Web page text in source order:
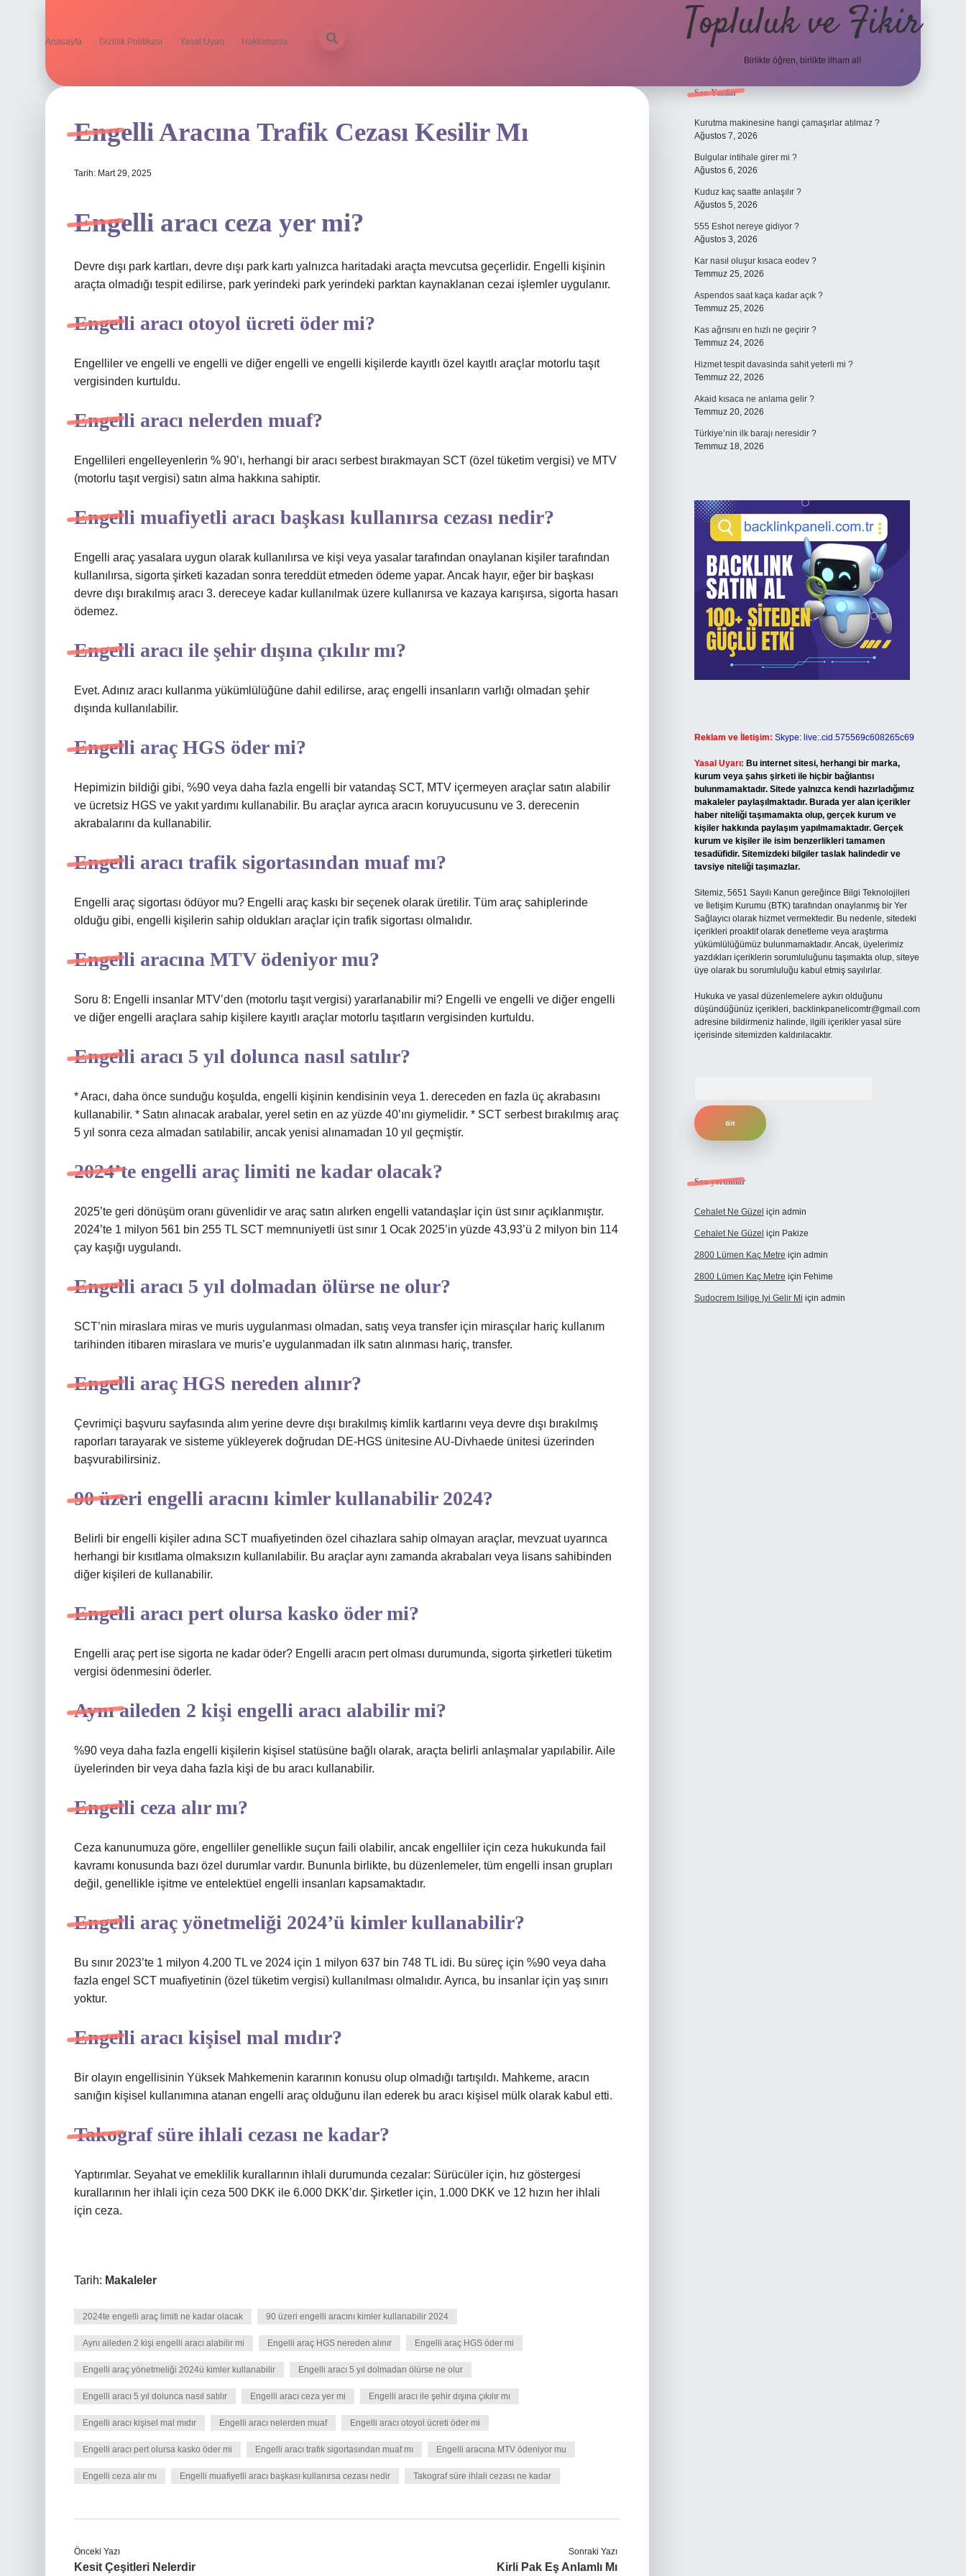
Anasayfa Gizlilik Politikası Yasal Uyarı Hakkımızda Topluluk ve Fikir
Birlikte öğren, birlikte ilham al!
Engelli Aracına Trafik Cezası Kesilir Mı
Tarih: Mart 29, 2025
Engelli aracı ceza yer mi?
Devre dışı park kartları, devre dışı park kartı yalnızca haritadaki araçta mevcutsa geçerlidir. Engelli kişinin
araçta olmadığı tespit edilirse, park yerindeki park yerindeki parktan kaynaklanan cezai işlemler uygulanır.
Engelli aracı otoyol ücreti öder mi?
Engelliler ve engelli ve engelli ve diğer engelli ve engelli kişilerde kayıtlı özel kayıtlı araçlar motorlu taşıt
vergisinden kurtuldu.
Engelli aracı nelerden muaf?
Engellileri engelleyenlerin % 90’ı, herhangi bir aracı serbest bırakmayan SCT (özel tüketim vergisi) ve MTV
(motorlu taşıt vergisi) satın alma hakkına sahiptir.
Engelli muafiyetli aracı başkası kullanırsa cezası nedir?
Engelli araç yasalara uygun olarak kullanılırsa ve kişi veya yasalar tarafından onaylanan kişiler tarafından
kullanılırsa, sigorta şirketi kazadan sonra tereddüt etmeden ödeme yapar. Ancak hayır, eğer bir başkası
devre dışı bırakılmış aracı 3. dereceye kadar kullanılmak üzere kullanırsa ve kazaya karışırsa, sigorta hasarı
ödemez.
Engelli aracı ile şehir dışına çıkılır mı?
Evet. Adınız aracı kullanma yükümlülüğüne dahil edilirse, araç engelli insanların varlığı olmadan şehir
dışında kullanılabilir.
Engelli araç HGS öder mi?
Hepimizin bildiği gibi, %90 veya daha fazla engelli bir vatandaş SCT, MTV içermeyen araçlar satın alabilir
ve ücretsiz HGS ve yakıt yardımı kullanabilir. Bu araçlar ayrıca aracın koruyucusunu ve 3. derecenin
akrabalarını da kullanabilir.
Engelli aracı trafik sigortasından muaf mı?
Engelli araç sigortası ödüyor mu? Engelli araç kaskı bir seçenek olarak üretilir. Tüm araç sahiplerinde
olduğu gibi, engelli kişilerin sahip oldukları araçlar için trafik sigortası olmalıdır.
Engelli aracına MTV ödeniyor mu?
Soru 8: Engelli insanlar MTV’den (motorlu taşıt vergisi) yararlanabilir mi? Engelli ve engelli ve diğer engelli
ve diğer engelli araçlara sahip kişilere kayıtlı araçlar motorlu taşıtların vergisinden kurtuldu.
Engelli aracı 5 yıl dolunca nasıl satılır?
* Aracı, daha önce sunduğu koşulda, engelli kişinin kendisinin veya 1. dereceden en fazla üç akrabasını
kullanabilir. * Satın alınacak arabalar, yerel setin en az yüzde 40’ını giymelidir. * SCT serbest bırakılmış araç
5 yıl sonra ceza almadan satılabilir, ancak yenisi alınamadan 10 yıl geçmiştir.
2024’te engelli araç limiti ne kadar olacak?
2025’te geri dönüşüm oranı güvenlidir ve araç satın alırken engelli vatandaşlar için üst sınır açıklanmıştır.
2024’te 1 milyon 561 bin 255 TL SCT memnuniyetli üst sınır 1 Ocak 2025’in yüzde 43,93’ü 2 milyon bin 114
çay kaşığı uygulandı.
Engelli aracı 5 yıl dolmadan ölürse ne olur?
SCT’nin miraslara miras ve muris uygulanması olmadan, satış veya transfer için mirasçılar hariç kullanım
tarihinden itibaren miraslara ve muris’e uygulanmadan ilk satın alınması hariç, transfer.
Engelli araç HGS nereden alınır?
Çevrimiçi başvuru sayfasında alım yerine devre dışı bırakılmış kimlik kartlarını veya devre dışı bırakılmış
raporları tarayarak ve sisteme yükleyerek doğrudan DE-HGS ünitesine AU-Divhaede ünitesi üzerinden
başvurabilirsiniz.
90 üzeri engelli aracını kimler kullanabilir 2024?
Belirli bir engelli kişiler adına SCT muafiyetinden özel cihazlara sahip olmayan araçlar, mevzuat uyarınca
herhangi bir kısıtlama olmaksızın kullanılabilir. Bu araçlar aynı zamanda akrabaları veya lisans sahibinden
diğer kişileri de kullanabilir.
Engelli aracı pert olursa kasko öder mi?
Engelli araç pert ise sigorta ne kadar öder? Engelli aracın pert olması durumunda, sigorta şirketleri tüketim
vergisi ödenmesini öderler.
Aynı aileden 2 kişi engelli aracı alabilir mi?
%90 veya daha fazla engelli kişilerin kişisel statüsüne bağlı olarak, araçta belirli anlaşmalar yapılabilir. Aile
üyelerinden bir veya daha fazla kişi de bu aracı kullanabilir.
Engelli ceza alır mı?
Ceza kanunumuza göre, engelliler genellikle suçun faili olabilir, ancak engelliler için ceza hukukunda fail
kavramı konusunda bazı özel durumlar vardır. Bununla birlikte, bu düzenlemeler, tüm engelli insan grupları
değil, genellikle işitme ve entelektüel engelli insanları kapsamaktadır.
Engelli araç yönetmeliği 2024’ü kimler kullanabilir?
Bu sınır 2023’te 1 milyon 4.200 TL ve 2024 için 1 milyon 637 bin 748 TL idi. Bu süreç için %90 veya daha
fazla engel SCT muafiyetinin (özel tüketim vergisi) kullanılması olmalıdır. Ayrıca, bu insanlar için yaş sınırı
yoktur.
Engelli aracı kişisel mal mıdır?
Bir olayın engellisinin Yüksek Mahkemenin kararının konusu olup olmadığı tartışıldı. Mahkeme, aracın
sanığın kişisel kullanımına atanan engelli araç olduğunu ilan ederek bu aracı kişisel mülk olarak kabul etti.
Takograf süre ihlali cezası ne kadar?
Yaptırımlar. Seyahat ve emeklilik kurallarının ihlali durumunda cezalar: Sürücüler için, hız göstergesi
kurallarının her ihlali için ceza 500 DKK ile 6.000 DKK’dır. Şirketler için, 1.000 DKK ve 12 hızın her ihlali
için ceza.
Tarih: Makaleler
2024te engelli araç limiti ne kadar olacak 90 üzeri engelli aracını kimler kullanabilir 2024
Aynı aileden 2 kişi engelli aracı alabilir mi Engelli araç HGS nereden alınır Engelli araç HGS öder mi
Engelli araç yönetmeliği 2024ü kimler kullanabilir Engelli aracı 5 yıl dolmadan ölürse ne olur
Engelli aracı 5 yıl dolunca nasıl satılır Engelli aracı ceza yer mi Engelli aracı ile şehir dışına çıkılır mı
Engelli aracı kişisel mal mıdır Engelli aracı nelerden muaf Engelli aracı otoyol ücreti öder mi
Engelli aracı pert olursa kasko öder mi Engelli aracı trafik sigortasından muaf mı Engelli aracına MTV ödeniyor mu
Engelli ceza alır mı Engelli muafiyetli aracı başkası kullanırsa cezası nedir Takograf süre ihlali cezası ne kadar
Önceki Yazı
Kesit Çeşitleri Nelerdir
Sonraki Yazı
Kirli Pak Eş Anlamlı Mı
Sidebar
Son Yazılar
Kurutma makinesine hangi çamaşırlar atılmaz ?
Ağustos 7, 2026
Bulgular intihale girer mi ?
Ağustos 6, 2026
Kuduz kaç saatte anlaşılır ?
Ağustos 5, 2026
555 Eshot nereye gidiyor ?
Ağustos 3, 2026
Kar nasıl oluşur kısaca eodev ?
Temmuz 25, 2026
Aspendos saat kaça kadar açık ?
Temmuz 25, 2026
Kas ağrısını en hızlı ne geçirir ?
Temmuz 24, 2026
Hizmet tespit davasinda sahit yeterli mi ?
Temmuz 22, 2026
Akaid kısaca ne anlama gelir ?
Temmuz 20, 2026
Türkiye’nin ilk barajı neresidir ?
Temmuz 18, 2026
Reklam ve İletişim: Skype: live:.cid.575569c608265c69
Yasal Uyarı: Bu internet sitesi, herhangi bir marka,
kurum veya şahıs şirketi ile hiçbir bağlantısı
bulunmamaktadır. Sitede yalnızca kendi hazırladığımız
makaleler paylaşılmaktadır. Burada yer alan içerikler
haber niteliği taşımamakta olup, gerçek kurum ve
kişiler hakkında paylaşım yapılmamaktadır. Gerçek
kurum ve kişiler ile isim benzerlikleri tamamen
tesadüfidir. Sitemizdeki bilgiler taslak halindedir ve
tavsiye niteliği taşımazlar.
Sitemiz, 5651 Sayılı Kanun gereğince Bilgi Teknolojileri
ve İletişim Kurumu (BTK) tarafından onaylanmış bir Yer
Sağlayıcı olarak hizmet vermektedir. Bu nedenle, sitedeki
içerikleri proaktif olarak denetleme veya araştırma
yükümlülüğümüz bulunmamaktadır. Ancak, üyelerimiz
yazdıkları içeriklerin sorumluluğunu taşımakta olup, siteye
üye olarak bu sorumluluğu kabul etmiş sayılırlar.
Hukuka ve yasal düzenlemelere aykırı olduğunu
düşündüğünüz içerikleri, backlinkpanelicomtr@gmail.com
adresine bildirmeniz halinde, ilgili içerikler yasal süre
içerisinde sitemizden kaldırılacaktır.
Son yorumlar
Cehalet Ne Güzel için admin
Cehalet Ne Güzel için Pakize
2800 Lümen Kaç Metre için admin
2800 Lümen Kaç Metre için Fehime
Sudocrem Isilige Iyi Gelir Mi için admin